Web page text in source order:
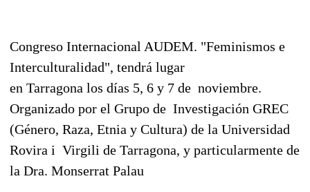
Congreso Internacional AUDEM. "Feminismos e
Interculturalidad", tendrá lugar
en Tarragona los días 5, 6 y 7 de noviembre.
Organizado por el Grupo de Investigación GREC
(Género, Raza, Etnia y Cultura) de la Universidad
Rovira i Virgili de Tarragona, y particularmente de
la Dra. Monserrat Palau